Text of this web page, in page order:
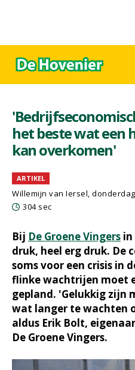
het beste wat een
kan overkomen'
ARTIKEL
Willemijn van Iersel,
304 sec
Bij De Groene Vingers in
druk, heel erg druk. De
soms voor een crisis in
flinke wachtrijen moet
gepland. 'Gelukkig zijn
wat langer te wachten
aldus Erik Bolt,
De Groene Vingers.